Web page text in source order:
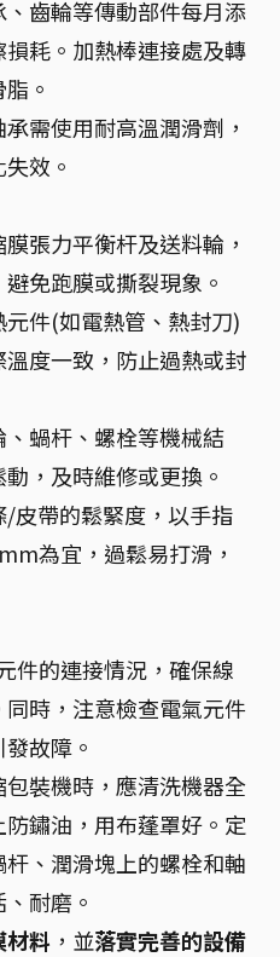
、齒輪等傳動部件每月添
耗。加熱棒連接處及轉
。
承需使用耐高溫潤滑劑，
效。
膜張力平衡杆及送料輪，
免跑膜或撕裂現象。
元件(如電熱管、熱封刀)
度一致，防止過熱或封
、蝸杆、螺栓等機械結
，及時維修或更換。
/皮帶的鬆緊度，以手指
為宜，過鬆易打滑，
件的連接情況，確保線
時，注意檢查電氣元件
故障。
裝機時，應清洗機器全
鏽油，用布蓬罩好。定
、潤滑塊上的螺栓和軸
耐磨。
材料 ，並落實完善的設備